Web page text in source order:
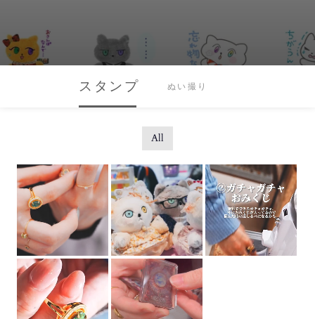
スタンプ ぬい撮り
All